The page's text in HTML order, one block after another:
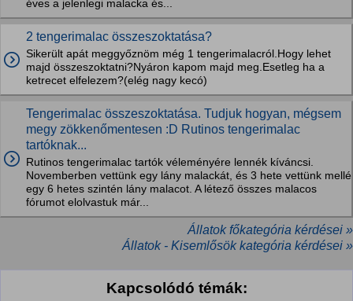
éves a jelenlegi malacka és...
2 tengerimalac összeszoktatása?
Sikerült apát meggyőznöm még 1 tengerimalacról.Hogy lehet
majd összeszoktatni?Nyáron kapom majd meg.Esetleg ha a
ketrecet elfelezem?(elég nagy kecó)
Tengerimalac összeszoktatása. Tudjuk hogyan, mégsem
megy zökkenőmentesen :D Rutinos tengerimalac
tartóknak...
Rutinos tengerimalac tartók véleményére lennék kíváncsi.
Novemberben vettünk egy lány malackát, és 3 hete vettünk mellé
egy 6 hetes szintén lány malacot. A létező összes malacos
fórumot elolvastuk már...
Állatok főkategória kérdései »
Állatok - Kisemlősök kategória kérdései »
Kapcsolódó témák: